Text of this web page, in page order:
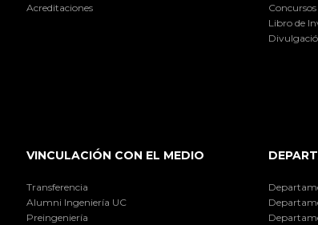
Acreditaciones
Libro de
VINCULACIÓN CON EL MEDIO
Transferencia
Alumni Ingeniería UC
Preingeniería